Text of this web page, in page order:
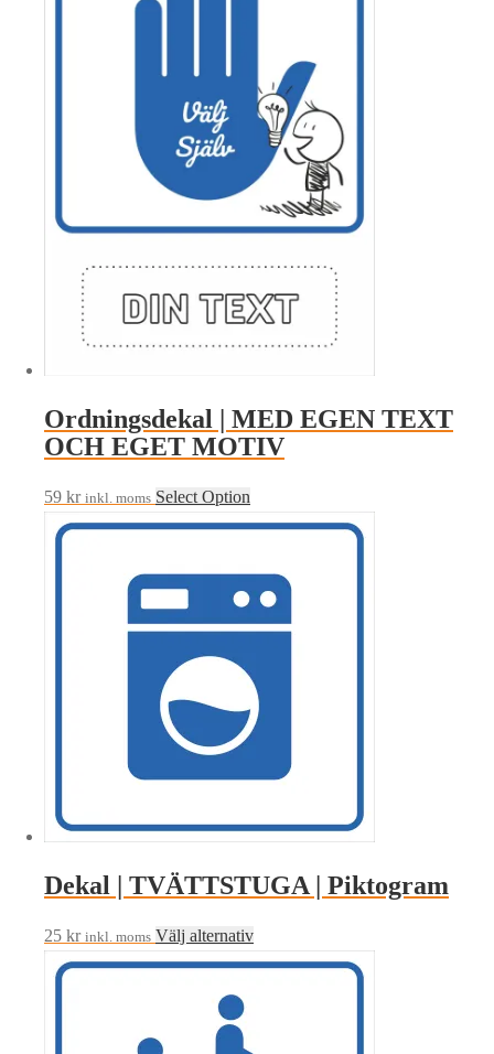
olika
alternativen
kan
väljas
på
produktsidan
Ordningsdekal | MED EGEN TEXT
OCH EGET MOTIV
59 kr inkl. moms Select Option
Dekal | TVÄTTSTUGA | Piktogram
25 kr inkl. moms Välj alternativDen
här